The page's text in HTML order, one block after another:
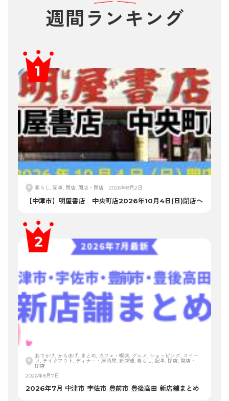
週間ランキング
暮らし, 記事, 閉店, 開店・閉店 2026年8月2日
【中津市】明屋書店 中央町店2026年10月4日(日)閉店へ
おでかけ, からあげ, まとめ, カフェ・喫茶, グルメ, ショッピング, スイー
ツ, テイクアウト, ディナー・居酒屋, 新店舗, 暮らし, 記事, 閉店, 開店・
閉店
2026年8月7日
2026年7月 中津市 宇佐市 豊前市 豊後高田 新店舗まとめ